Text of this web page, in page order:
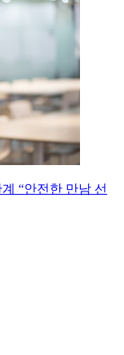
“안전한 만남 선